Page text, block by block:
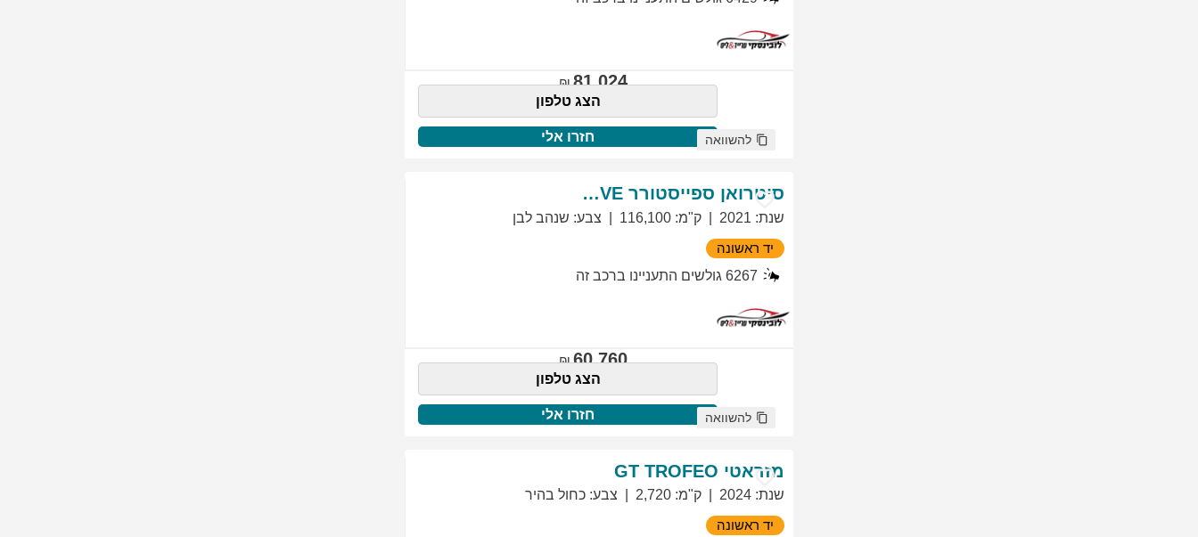
81,024
הצג טלפון
חזרו אלי להשוואה
סיטרואן ספייסטורר EXCLUSIVE
שנת:
2021 ק"מ:
116,100 צבע: שנהב לבן
יד ראשונה
6267 גולשים התעניינו ברכב זה
60,760
הצג טלפון
חזרו אלי להשוואה
מזראטי GT TROFEO
שנת:
2024 ק"מ:
2,720 צבע: כחול בהיר
יד ראשונה